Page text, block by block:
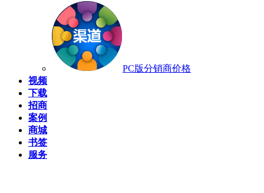
PC版分销商价格
视频
下载
招商
案例
商城
书签
服务